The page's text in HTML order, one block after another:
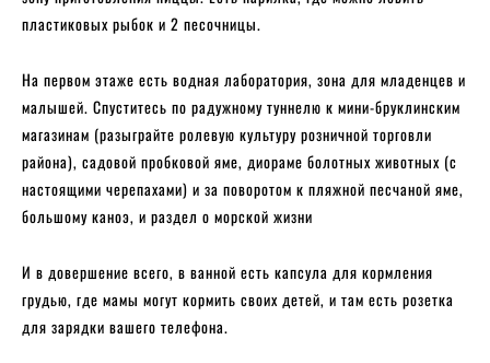
пластиковых рыбок и 2 песочницы.
На первом этаже есть водная лаборатория, зона для младенцев и
малышей. Спуститесь по радужному туннелю к мини-бруклинским
магазинам (разыграйте ролевую культуру розничной торговли
района), садовой пробковой яме, диораме болотных животных (с
настоящими черепахами) и за поворотом к пляжной песчаной яме,
большому каноэ, и раздел о морской жизни
И в довершение всего, в ванной есть капсула для кормления
грудью, где мамы могут кормить своих детей, и там есть розетка
для зарядки вашего телефона.